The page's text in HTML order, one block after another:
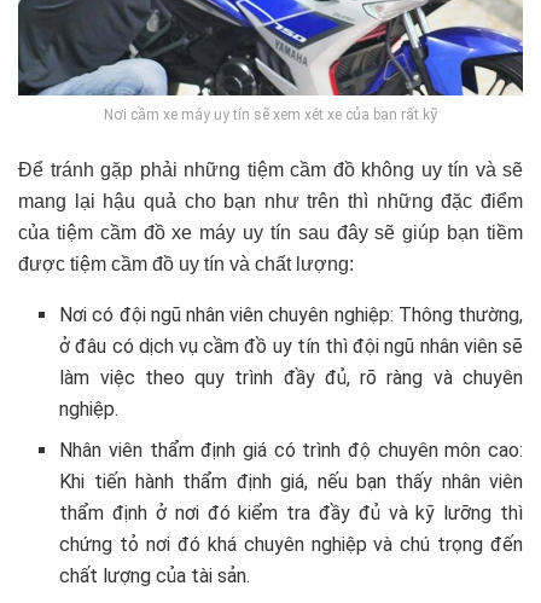
Nơi cầm xe máy uy tín sẽ xem xét xe của bạn rất kỹ
Để tránh gặp phải những tiệm cầm đồ không uy tín và sẽ
mang lại hậu quả cho bạn như trên thì những đặc điểm
của tiệm cầm đồ xe máy uy tín sau đây sẽ giúp bạn tiềm
được tiệm cầm đồ uy tín và chất lượng:
Nơi có đội ngũ nhân viên chuyên nghiệp: Thông thường,
ở đâu có dịch vụ cầm đồ uy tín thì đội ngũ nhân viên sẽ
làm việc theo quy trình đầy đủ, rõ ràng và chuyên
nghiệp.
Nhân viên thẩm định giá có trình độ chuyên môn cao:
Khi tiến hành thẩm định giá, nếu bạn thấy nhân viên
thẩm định ở nơi đó kiểm tra đầy đủ và kỹ lưỡng thì
chứng tỏ nơi đó khá chuyên nghiệp và chú trọng đến
chất lượng của tài sản.